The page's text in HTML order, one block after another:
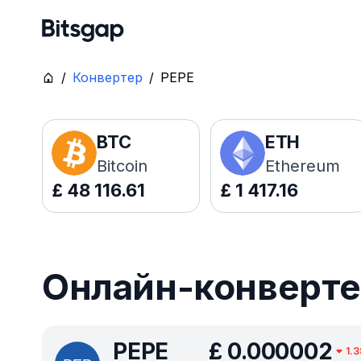
/ Конвертер / PEPE
BTC
Bitcoin
£ 48 116.61
ETH
Ethereum
£ 1 417.16
Онлайн-
PEPE £ 0.000002